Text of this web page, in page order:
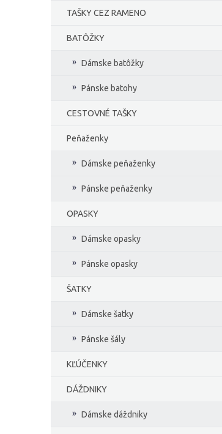
TAŠKY CEZ RAMENO
BATÔŽKY
Dámske batôžky
Pánske batohy
CESTOVNÉ TAŠKY
Peňaženky
Dámske peňaženky
Pánske peňaženky
OPASKY
Dámske opasky
Pánske opasky
ŠATKY
Dámske šatky
Pánske šály
KĽÚČENKY
DÁŽDNIKY
Dámske dáždniky